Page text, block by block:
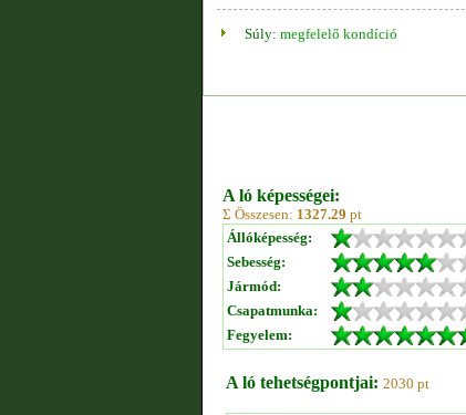
Súly: megfelelő kondíció
A ló képességei:
Σ Összesen: 1327.29 pt
Állóképesség:
Sebesség:
Jármód:
Csapatmunka:
Fegyelem:
A ló tehetségpontjai: 2030 pt